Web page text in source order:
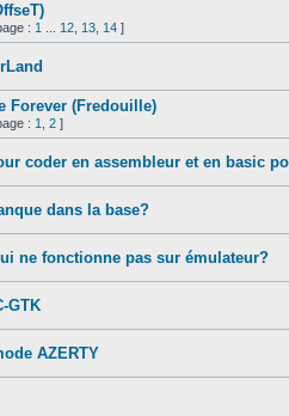
: 1 12 13 14 ]
Forever (Fredouille)
: 1 2 ]
coder en assembleur et en basic
dans la base?
ne fonctionne pas sur émulateur?
GTK
AZERTY